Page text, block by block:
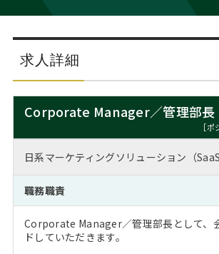
サービス案内
コンサルタントの紹介
キャリアデザイン講座
（最新求人市場動向）
ステージ別アドバイス
MBAの転職事例
MBAからのFAQ
MBA留学生数の推移
英文レジュメの書き方
職務経歴書の書き方
外資系／面接攻略のコツ
“展”職相談室
転職市場の明日をよめ
キャリアに効く一冊
注目企業インタビュー
ジョブフェア
キャリアデザインセミナー
プロ経営者の特別セミナー
Career Talk Live
MBA NETWORKING
沿革
主なクライアント
パブリシティ
ニュースリリース
求人詳細
Corporate Manager／管理部長
［
日系マーケティングソリューション（
職務職責
Corporate Manager／管理部長として、
ドしていただきます。